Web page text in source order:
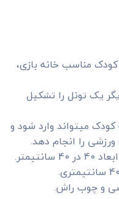
مناسب خانه بازی،
یک تونل را تشکیل
میتواند وارد شود و
را انجام دهد.
و چوب راش.